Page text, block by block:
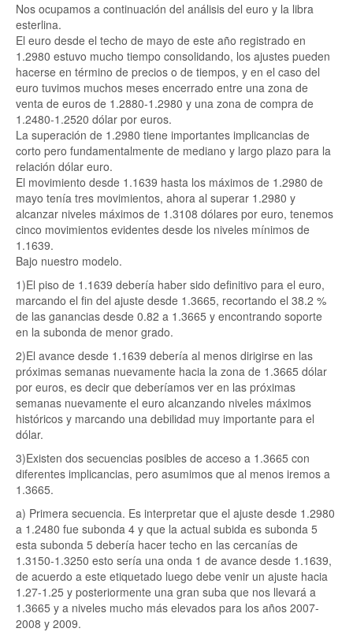
Nos ocupamos a continuación del análisis del euro y la libra
esterlina.
El euro desde el techo de mayo de este año registrado en
1.2980 estuvo mucho tiempo consolidando, los ajustes pueden
hacerse en término de precios o de tiempos, y en el caso del
euro tuvimos muchos meses encerrado entre una zona de
venta de euros de 1.2880-1.2980 y una zona de compra de
1.2480-1.2520 dólar por euros.
La superación de 1.2980 tiene importantes implicancias de
corto pero fundamentalmente de mediano y largo plazo para la
relación dólar euro.
El movimiento desde 1.1639 hasta los máximos de 1.2980 de
mayo tenía tres movimientos, ahora al superar 1.2980 y
alcanzar niveles máximos de 1.3108 dólares por euro, tenemos
cinco movimientos evidentes desde los niveles mínimos de
1.1639.
Bajo nuestro modelo.
1)El piso de 1.1639 debería haber sido definitivo para el euro,
marcando el fin del ajuste desde 1.3665, recortando el 38.2 %
de las ganancias desde 0.82 a 1.3665 y encontrando soporte
en la subonda de menor grado.
2)El avance desde 1.1639 debería al menos dirigirse en las
próximas semanas nuevamente hacia la zona de 1.3665 dólar
por euros, es decir que deberíamos ver en las próximas
semanas nuevamente el euro alcanzando niveles máximos
históricos y marcando una debilidad muy importante para el
dólar.
3)Existen dos secuencias posibles de acceso a 1.3665 con
diferentes implicancias, pero asumimos que al menos iremos a
1.3665.
a) Primera secuencia. Es interpretar que el ajuste desde 1.2980
a 1.2480 fue subonda 4 y que la actual subida es subonda 5
esta subonda 5 debería hacer techo en las cercanías de
1.3150-1.3250 esto sería una onda 1 de avance desde 1.1639,
de acuerdo a este etiquetado luego debe venir un ajuste hacia
1.27-1.25 y posteriormente una gran suba que nos llevará a
1.3665 y a niveles mucho más elevados para los años 2007-
2008 y 2009.